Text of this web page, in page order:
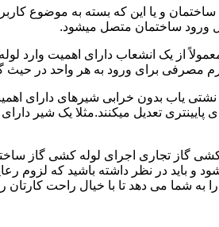
و یا این که بسته به موضوع
ورود ساختمان متصل میشود.
یک انشعاب دارای اهمیت وارد
مصرفی برای ورود به هر واحد در حیث
یاب بدون خرابی شیرهای دارای
گاز تجاری اجرای لوله کشی گاز
در نظر داشته باشید که لزوم
شما می دهد تا با خیال راحت کارتان